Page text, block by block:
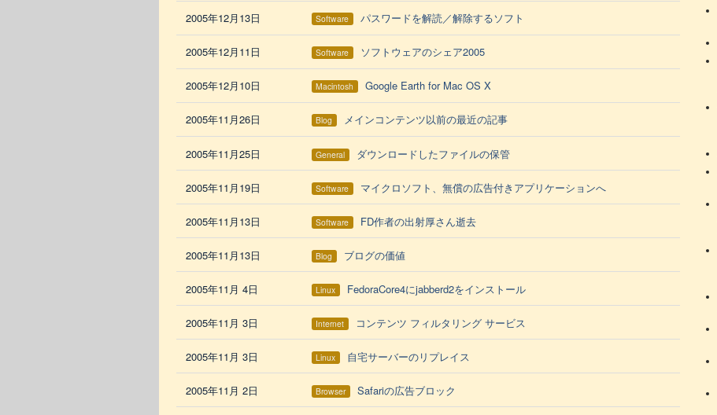
2005年12月13日 Software パスワードを解読／解除するソフト
2005年12月11日 Software ソフトウェアのシェア2005
2005年12月10日 Macintosh Google Earth for Mac OS X
2005年11月26日 Blog メインコンテンツ以前の最近の記事
2005年11月25日 General ダウンロードしたファイルの保管
2005年11月19日 Software マイクロソフト、無償の広告付きアプリケーションへ
2005年11月13日 Software FD作者の出射厚さん逝去
2005年11月13日 Blog ブログの価値
2005年11月 4日 Linux FedoraCore4にjabberd2をインストール
2005年11月 3日 Internet コンテンツ フィルタリング サービス
2005年11月 3日 Linux 自宅サーバーのリプレイス
2005年11月 2日 Browser Safariの広告ブロック